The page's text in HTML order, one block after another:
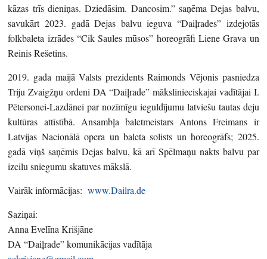
kāzas trīs dieniņas. Dziedāsim. Dancosim.” saņēma Dejas balvu,
savukārt 2023. gadā Dejas balvu ieguva “Daiļrades” izdejotās
folkbaleta izrādes “Cik Saules mūsos” horeogrāfi Liene Grava un
Reinis Rešetins.
2019. gada maijā Valsts prezidents Raimonds Vējonis pasniedza
Triju Zvaigžņu ordeni DA “Daiļrade” mākslinieciskajai vadītājai I.
Pētersonei-Lazdānei par nozīmīgu ieguldījumu latviešu tautas deju
kultūras attīstībā. Ansambļa baletmeistars Antons Freimans ir
Latvijas Nacionālā opera un baleta solists un horeogrāfs; 2025.
gadā viņš saņēmis Dejas balvu, kā arī Spēlmaņu nakts balvu par
izcilu sniegumu skatuves mākslā.
Vairāk informācijas:www.Dailra.de
Saziņai:
Anna Evelīna Krišjāne
DA “Daiļrade” komunikācijas vadītāja